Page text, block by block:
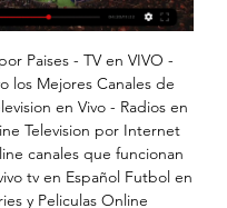
las 16h15. La transmisión estará a […]

Partidos en directo en la televisión, partidos de hoy, resultados de partidos en Europa y en el mundo, resultados en vivo, estadísticas, clasificaciones, próximos partidos de fútbol

Comentarios en directo - Atlético de Madrid : Valencia CF hace 18 minutos — Did you know? There is an english version of Transfermarkt available. Go here toTransfermarkt.us. Noticias. Fichajes & rumores.

"Diamante Agropecuario Caribe y Santanderes" inició en Valledupar "Diamante Agropecuario Caribe y Santanderes" inició en Valledupar El Ministerio de las TIC estuvo presente en el "Diamante Agropecuario, Caribe y Santanderes" que se llevó a cabo el 5 de junio en Valledupar.

¡Obras Basket desata la fiebre aurinegra en el Templo del Rock! Los seguidores del equipo de Julio Lamas podrán presenciar los cinco partidos de febrero con un descuento de 30%. ¿Cómo hacerlo? Abonando el paquete completo en boletería antes del juego del lunes 9 ante La Unión de Formosa en casa. Los dos packs que ofrece el […]

Partido Club Atlético Grau - CD Universidad San Martín de Porres en directo. 6ª jornada de Primera División - domingo 8 marzo 2020. Sigue comentado en directo en Fichajes.com el partido de la.

Suspendido el Basilea-Eintracht por el coronavirus Las autoridades suizas han anunciado que el encuentro de vuelta de los octavos de final de la Europa League no se disputará El sorteo en que.

Al igual que el año pasado, se disputará desde el 15 de marzo una nueva edición del torneo Sub 23, competencia a la que están obligados a participar todos los clubes que juegan en la Liga Uruguaya. Además pueden participar aquellos equipos de otras categorías que tengan formativas y el deseo de hacerlo.

En Directo: Atlético Madrid Valencia CF online Atlético-Vale hace 8 horas — Website Oficial del Athletic Club · Últimas Noticias, Futbolistas, Entradas próximos partidos, Tickets Tour San Mamés y Museo, ...

En Directo: Atlético Valencia Atlético de Madrid hace 9 horas — hace 21 horas — Escuchar la narración de lo partido Atlético de Madrid - Valencia CF en directo - domingo, 28 enero 2024.

En vivo: Atlético Madrid-Valencia en línea!!] Directo Atléti hace 10 horas — Atlético de Madrid y Valencia CF se medirán este domingo 24 de enero en el Wanda Metropolitano de Madrid, por la jornada 20 de LaLiga ...

Domingo, 02 de Diciembre de 2018 20:19 hrs. Universidad de Chile derrotó a Curicó Unido y es el “Chile 3” en la Copa Conmebol Libertadores Los azules vencieron en la Región del Maule al conjunto local y terminaron la temporada en la tercera posición.

Un espectacular triunfo consiguió San Marcos de Arica ante Unión La Calera, revirtiendo un 0-1 para transformarlo en un 4-1.El “tridente goleador”, Joel Estay en 2 ocasiones, Diego de Gregorio, y Jimmy Quiroz, fueron los encargados de anotar y llenar de alegría a toda la hinchada ariqueña.

BSC Young Boys Eintracht Frankfurt en directo: Consulta el resultado del partido BSC Young Boys Eintracht Frankfurt en vivo y sigue el marcador en directo gracias a nuestro livescore. Partido Copa Uhren jugado el 10/07/19 18:00

Aclab Mexico 2020 Obras de San Juan y Ciudad definirán la Copa ACLAV Marca Claro Argentina Este miércoles por la noche, Obras de San Juan superó 3-0 a UPCN Voley y clasificó a la final de la Copa ACLAV por primera vez desde que se inició... Copa Aclav: Libertad dio el golpe en Bolívar TyC Sports El equipo santafesino se impuso en el Set de Oro y se metió entre los cuatro mejores.

En vivo: Cristina Kirchner habla en cadena nacional por primera vez después de las PASO Jueves 20 de Agosto de 2015 Tras un silencio de más de diez días, la presidenta Cristina Kirchner se presenta esta tarde en cadena nacional desde la Casa Rosada.

(((Televisión en vivo!!))) Atlético Madrid-Valencia en vivo hace 7 horas — Directo Atlético Madrid Valencia en vivo At | Group 28.01.2024. Canal oficial del Real Madrid. Toda la información del Real Madrid con noticias, jugadores, ...

El Barcelona es dueño y señor del cuero, el Mallorca no sale de su campo y aunque los de Guardiola no han generado excesivas ocasiones, con este juego es cuestión de tiempo que se materialicen.

Belgrano recibe a Independiente Rivadavia (Mza) este domingo a las 17:45 hs por la séptima fecha de la Primera Nacional y quiere volver al triunfo. El encuentro se jugará en el Gigante de Alberdi y el celeste buscará volver al triunfo luego de caer en la sexta fecha con Platense por 1-0.

directos lo perjudican. Los cafés mexicanos son producto de exportación por su alta calidad. El Instituto Mexicano del Café proporciona asesoría técnica a los productores e interviene en la comercialización del producto. Los estados de mayor producción cafetalera son: Veracruz, Chiapas, Oaxaca, Nayarit, Hidalgo, Puebla y Guerrero.

Profesor de la Universidad de Costa Rica. Período nombramiento: 8 de mayo de 2014 al 8 de mayo de 2018 Sr. Farid Beirute Brenes, Vicepresidente Sr. Farid Beirute Brenes es Abogado y Notario de la Universidad de Costa Rica. Realizó cursos de especialización en derecho público e internacional en la Universidad Com-

En directo Atlético Madrid - Valencia vídeo del partido Vale hace 8 horas — En directo Atlético Madrid - Valencia vídeo del partido Valencia - Atlético de Madrid: resumen, resultado y goles 28.01.2024 Hoy En vídeo, ...

Pachuca y América serán los primeros rivales del subcampeón del futbol mexicano en al Apertura 2019. El Club León cisitará a su hermano, Pachuca, el 20 de julio próximo en la cancha del Estadio Hidalgo. Una semana más tarde, la Fiera recibe a las Águilas del América en el Estadio León.

Detalles de Hortencias 6 meses en Propiedades.com $ 15 mil MN. Casa en Renta. Hermosa casa ubicada en Los Laureles, uno de los fraccionamientos más bonitos de la ciudad que se encuentra estratégicamente ubicado cerca de los mejores colegios, centros comerciales, etcétera, de la ciudad.

CDF Premium en vivo para celular. CDF Premium es un canal de pago que le permitirá ver el Torneo de transición, Apertura, Copa Chile, Campeonato Loto (Primera B), partidos de la selección Chilena, noticias y un programa completo lleno de futbol.

Roja Femenina logra posición histórica en el ranking FIFA Jorge Sampaoli demanda a la ANFP por más de $3.485 millones de pesos Everforever.cl Aquí encontrarás todo lo relacionado con Everton de Viña del Mar, noticias, videos, fotografías, promociones y mucho más.

Autorizan a Central Puerto a construir una línea de transporte de energía eléctrica. 0225/00. 18:16.. VOLEIBOL-LIGA-PUERTO SAN MARTIN-UPCN. Triunfo ajustado del campeón UPCN Voley de San Juan. 0361/00.. 0344/00 22:58 Deportes Bolívar venció a Puerto San